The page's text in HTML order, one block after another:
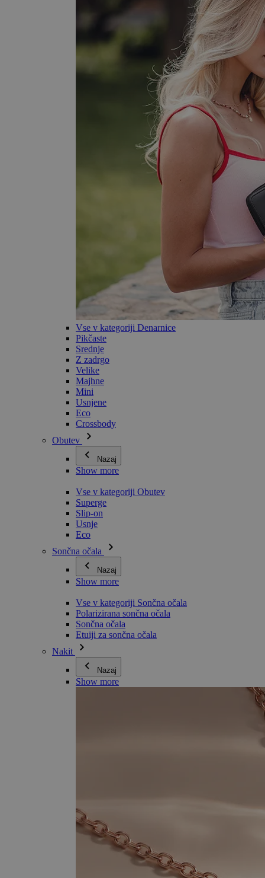
Vse v kategoriji Denarnice
Pikčaste
Srednje
Z zadrgo
Velike
Majhne
Mini
Usnjene
Eco
Crossbody
Obutev
Nazaj
Show more
Vse v kategoriji Obutev
Superge
Slip-on
Usnje
Eco
Sončna očala
Nazaj
Show more
Vse v kategoriji Sončna očala
Polarizirana sončna očala
Sončna očala
Etuiji za sončna očala
Nakit
Nazaj
Show more